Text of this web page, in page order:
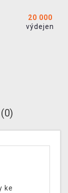
20 000
výdejen
ke